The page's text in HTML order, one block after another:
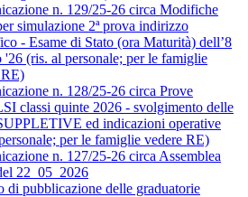
n. 129/25-26 circa Modifiche
simulazione 2ª prova indirizzo
- Esame di Stato (ora Maturità) dell’8
'26 (ris. al personale; per le famiglie
n. 128/25-26 circa Prove
classi quinte 2026 - svolgimento delle
ed indicazioni operative
per le famiglie vedere RE)
n. 127/25-26 circa Assemblea
22_05_2026
di pubblicazione delle graduatorie